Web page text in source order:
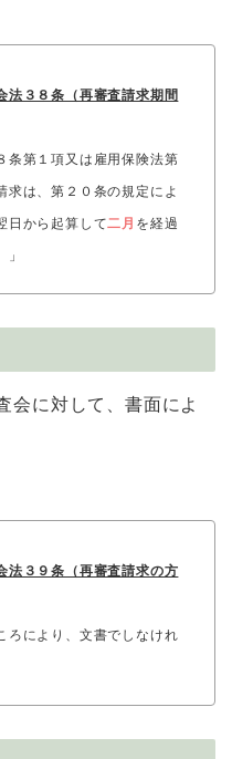
法３８条（再審査請求期間
条第１項又は雇用保険法第
求は、第２０条の規定によ
日から起算して二月 を経過
会に対して、書面によ
法３９条（再審査請求の方
ろにより、文書でしなけれ